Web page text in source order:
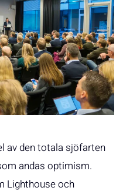
av den totala sjöfarten
andas optimism.
Lighthouse och